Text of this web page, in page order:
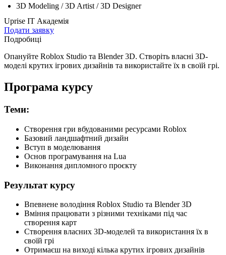
3D Modeling / 3D Artist / 3D Designer
Uprise ІТ Академія
Подати заявку
Подробиці
Опануйте Roblox Studio та Blender 3D. Створіть власні 3D-
моделі крутих ігрових дизайнів та використайте їх в своїй грі.
Програма курсу
Теми:
Створення гри вбудованими ресурсами Roblox
Базовий ландшафтний дизайн
Вступ в моделювання
Основ програмування на Lua
Виконання дипломного проєкту
Результат курсу
Впевнене володіння Roblox Studio та Blender 3D
Вміння працювати з різними техніками під час
створення карт
Створення власних 3D-моделей та використання їх в
своїй грі
Отримаєш на виході кілька крутих ігрових дизайнів